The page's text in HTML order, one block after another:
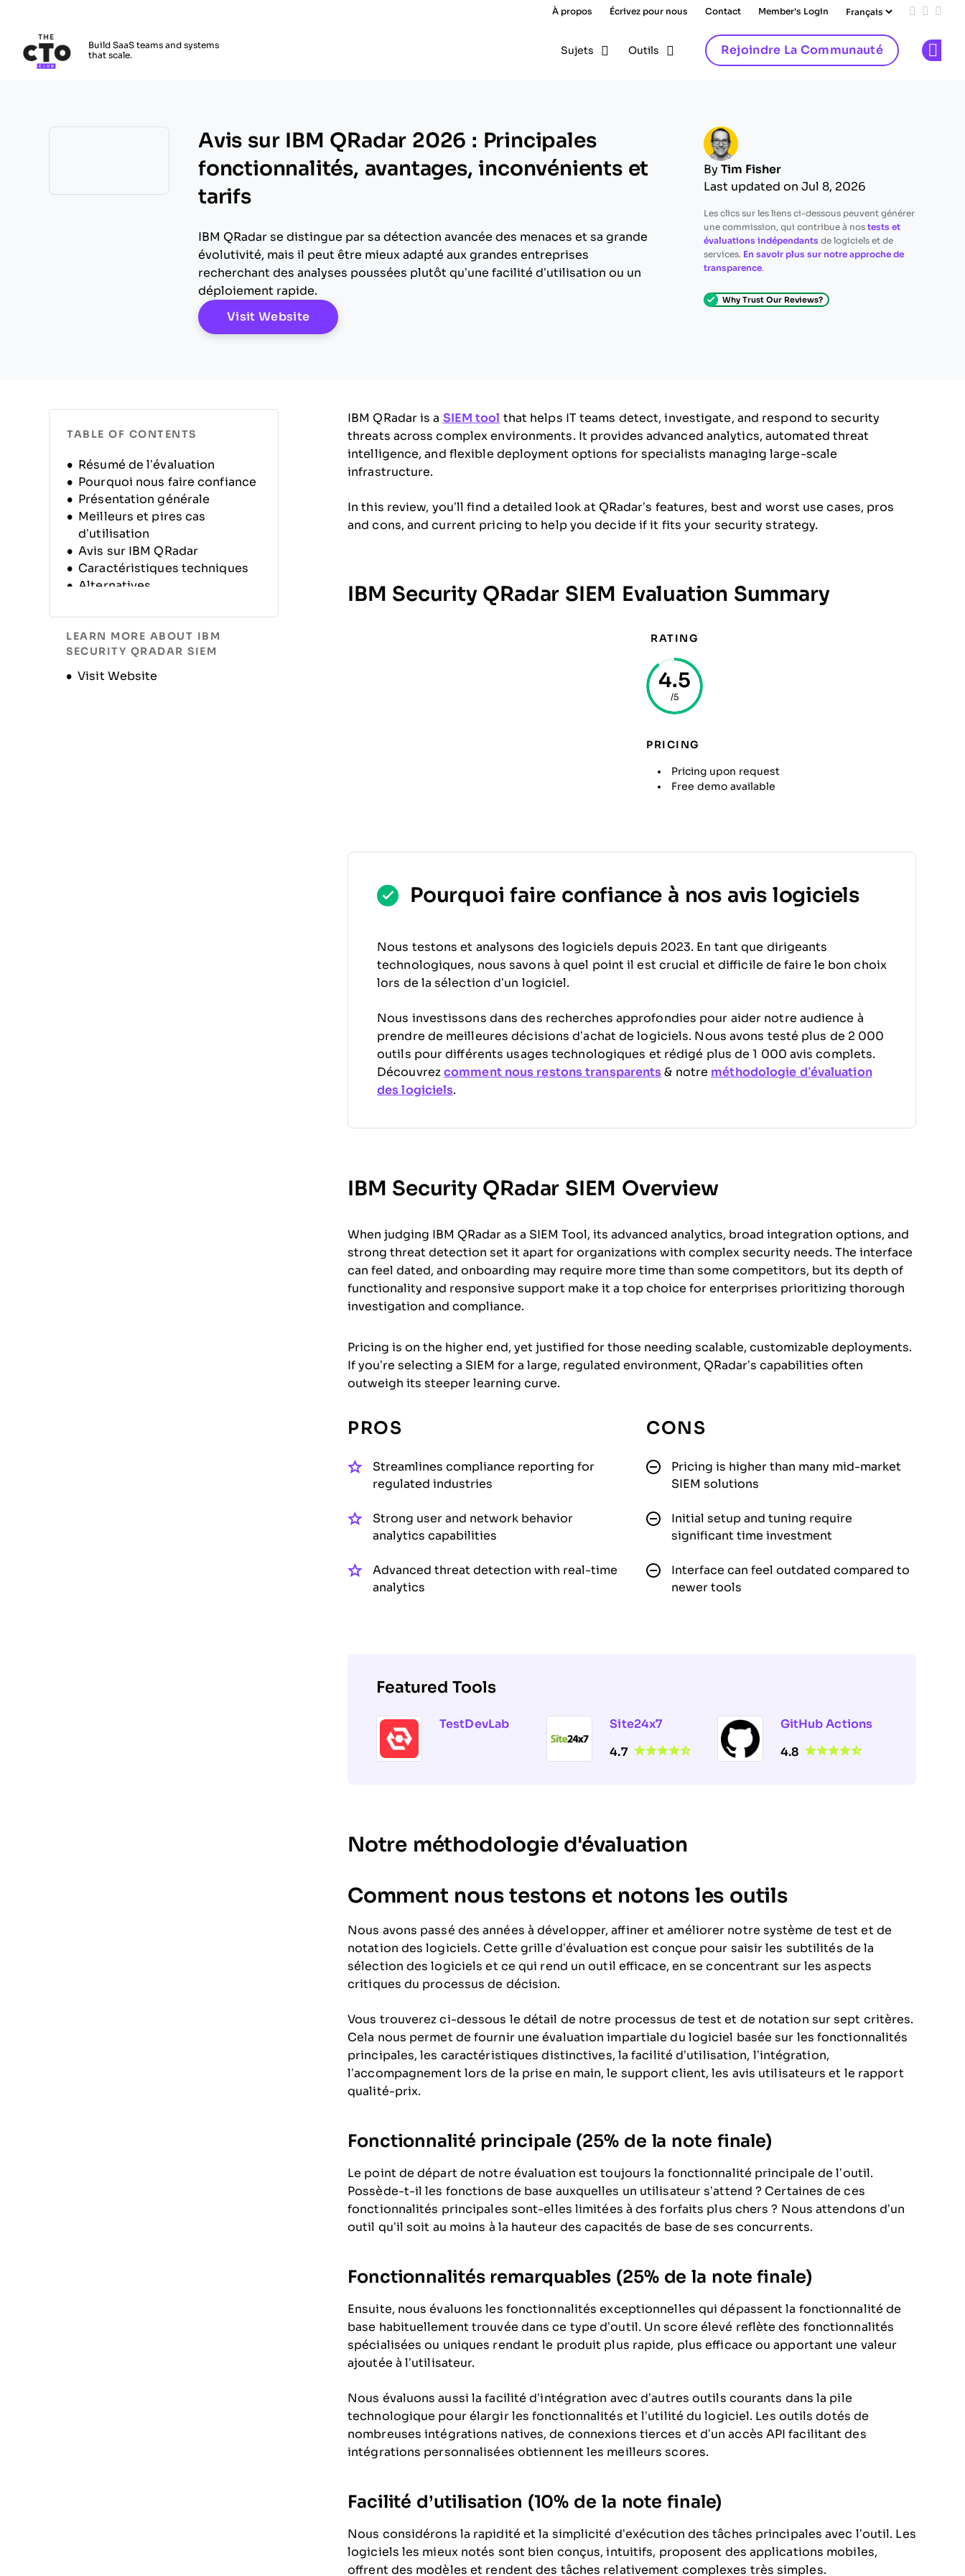
À propos Écrivez pour nous Contact Member's Login Add us
Follow
Build SaaS teams and systems
that scale.
Sujets Outils Rejoindre La Communauté
Avis sur IBM QRadar 2026 : Principales
fonctionnalités, avantages, inconvénients et
tarifs
IBM QRadar se distingue par sa détection avancée des menaces et sa grande
évolutivité, mais il peut être mieux adapté aux grandes entreprises
recherchant des analyses poussées plutôt qu’une facilité d’utilisation ou un
déploiement rapide.
Visit WebsiteOpens New Window
By Tim Fisher
Last updated on Jul 8, 2026
Les clics sur les liens ci-dessous peuvent générer
une commission, qui contribue à nos tests et
évaluations indépendants de logiciels et de
services. En savoir plus sur notre approche de
transparence.
Why Trust Our Reviews?
TABLE OF CONTENTS
Résumé de l’évaluation
Pourquoi nous faire confiance
Présentation générale
Meilleurs et pires cas
d’utilisation
Avis sur IBM QRadar
Caractéristiques techniques
Alternatives
Historique de l’entreprise
LEARN MORE ABOUT IBM
SECURITY QRADAR SIEM
Visit Website
Opens new window
IBM QRadar is a SIEM tool that helps IT teams detect, investigate, and respond to security
threats across complex environments. It provides advanced analytics, automated threat
intelligence, and flexible deployment options for specialists managing large-scale
infrastructure.
In this review, you’ll find a detailed look at QRadar’s features, best and worst use cases, pros
and cons, and current pricing to help you decide if it fits your security strategy.
IBM Security QRadar SIEM Evaluation Summary
RATING
4.5
/5
PRICING
Pricing upon request
Free demo available
Pourquoi faire confiance à nos avis logiciels
Nous testons et analysons des logiciels depuis 2023. En tant que dirigeants
technologiques, nous savons à quel point il est crucial et difficile de faire le bon choix
lors de la sélection d’un logiciel.
Nous investissons dans des recherches approfondies pour aider notre audience à
prendre de meilleures décisions d’achat de logiciels. Nous avons testé plus de 2 000
outils pour différents usages technologiques et rédigé plus de 1 000 avis complets.
Découvrez comment nous restons transparents & notre méthodologie d’évaluation
des logiciels.
IBM Security QRadar SIEM Overview
When judging IBM QRadar as a SIEM Tool, its advanced analytics, broad integration options, and
strong threat detection set it apart for organizations with complex security needs. The interface
can feel dated, and onboarding may require more time than some competitors, but its depth of
functionality and responsive support make it a top choice for enterprises prioritizing thorough
investigation and compliance.
Pricing is on the higher end, yet justified for those needing scalable, customizable deployments.
If you’re selecting a SIEM for a large, regulated environment, QRadar’s capabilities often
outweigh its steeper learning curve.
PROS
Streamlines compliance reporting for
regulated industries
Strong user and network behavior
analytics capabilities
Advanced threat detection with real-time
analytics
CONS
Pricing is higher than many mid-market
SIEM solutions
Initial setup and tuning require
significant time investment
Interface can feel outdated compared to
newer tools
Featured Tools
TestDevLab Site24x7
4.7
GitHub Actions
4.8
Notre méthodologie d'évaluation
Comment nous testons et notons les outils
Nous avons passé des années à développer, affiner et améliorer notre système de test et de
notation des logiciels. Cette grille d’évaluation est conçue pour saisir les subtilités de la
sélection des logiciels et ce qui rend un outil efficace, en se concentrant sur les aspects
critiques du processus de décision.
Vous trouverez ci-dessous le détail de notre processus de test et de notation sur sept critères.
Cela nous permet de fournir une évaluation impartiale du logiciel basée sur les fonctionnalités
principales, les caractéristiques distinctives, la facilité d’utilisation, l’intégration,
l’accompagnement lors de la prise en main, le support client, les avis utilisateurs et le rapport
qualité-prix.
Fonctionnalité principale (25% de la note finale)
Le point de départ de notre évaluation est toujours la fonctionnalité principale de l’outil.
Possède-t-il les fonctions de base auxquelles un utilisateur s’attend ? Certaines de ces
fonctionnalités principales sont-elles limitées à des forfaits plus chers ? Nous attendons d’un
outil qu’il soit au moins à la hauteur des capacités de base de ses concurrents.
Fonctionnalités remarquables (25% de la note finale)
Ensuite, nous évaluons les fonctionnalités exceptionnelles qui dépassent la fonctionnalité de
base habituellement trouvée dans ce type d’outil. Un score élevé reflète des fonctionnalités
spécialisées ou uniques rendant le produit plus rapide, plus efficace ou apportant une valeur
ajoutée à l’utilisateur.
Nous évaluons aussi la facilité d’intégration avec d’autres outils courants dans la pile
technologique pour élargir les fonctionnalités et l’utilité du logiciel. Les outils dotés de
nombreuses intégrations natives, de connexions tierces et d’un accès API facilitant des
intégrations personnalisées obtiennent les meilleurs scores.
Facilité d’utilisation (10% de la note finale)
Nous considérons la rapidité et la simplicité d’exécution des tâches principales avec l’outil. Les
logiciels les mieux notés sont bien conçus, intuitifs, proposent des applications mobiles,
offrent des modèles et rendent des tâches relativement complexes très simples.